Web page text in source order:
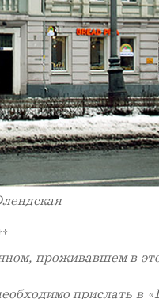
проживавшем в
прислать в